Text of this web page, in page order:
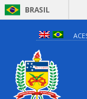
BRASIL